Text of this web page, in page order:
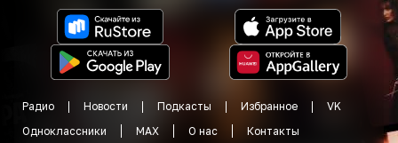
Радио Новости Подкасты Избранное
VK
Одноклассники
MAX О нас Контакты